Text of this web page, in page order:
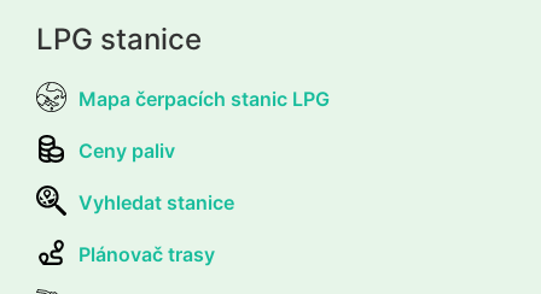
LPG stanice
Mapa čerpacích stanic LPG
Ceny paliv
Vyhledat stanice
Plánovač trasy